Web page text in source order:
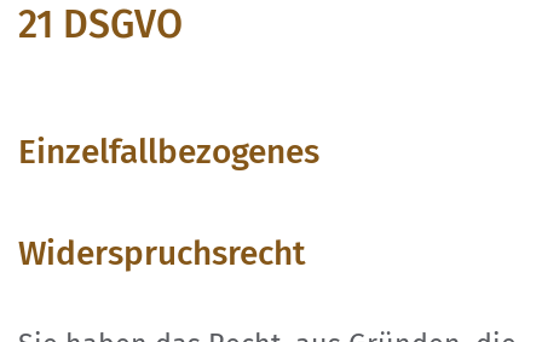
21 DSGVO
Einzelfallbezogenes
Widerspruchsrecht